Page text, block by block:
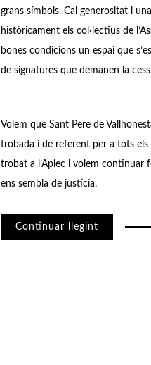
grans símbols. Cal generositat i
històricament els col·lectius de
bones condicions un espai que
de signatures que demanen la
Volem que Sant Pere de
trobada i de referent per a tots
trobat a l’Aplec i volem continuar
ens sembla de justícia.
Continuar llegint